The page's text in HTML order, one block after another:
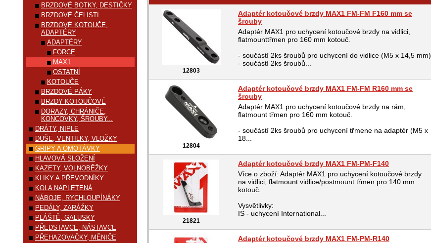
12803
Adaptér kotoučové brzdy MAX1 FM-FM F160 mm se
šrouby
Adaptér MAX1 pro uchycení kotoučové brzdy na vidlici,
flatmounttřmen pro 160 mm kotouč.
- součástí 2ks šroubů pro uchycení do vidlice (M5 x 14,5 mm)
- součástí 2ks šroubů...
12804
Adaptér kotoučové brzdy MAX1 FM-FM R160 mm se
šrouby
Adaptér MAX1 pro uchycení kotoučové brzdy na rám,
flatmount třmen pro 160 mm kotouč.
- součástí 2ks šroubů pro uchycení třmene na adaptér (M5 x
18...
21821
Adaptér kotoučové brzdy MAX1 FM-PM-F140
Více o zboží: Adaptér MAX1 pro uchycení kotoučové brzdy
na vidlici, flatmount vidlice/postmount třmen pro 140 mm
kotouč.
Vysvětlivky:
IS - uchycení International...
Adaptér kotoučové brzdy MAX1 FM-PM-R140
BRZDOVÉ BOTKY, DESTIČKY
BRZDOVÉ ČELISTI
BRZDOVÉ KOTOUČE,
ADAPTÉRY
ADAPTÉRY
FORCE
MAX1
OSTATNÍ
KOTOUČE
BRZDOVÉ PÁKY
BRZDY KOTOUČOVÉ
DORAZY, CHRÁNIČE,
KONCOVKY, ŠROUBY...
DRÁTY, NIPLE
DUŠE, VENTILKY, VLOŽKY
GRIPY A OMOTÁVKY
HLAVOVÁ SLOŽENÍ
KAZETY, VOLNOBĚŽKY
KLIKY A PŘEVODNÍKY
KOLA NAPLETENÁ
NÁBOJE, RYCHLOUPÍNÁKY
PEDÁLY, ZARÁŽKY
PLÁŠTĚ, GALUSKY
PŘEDSTAVCE, NÁSTAVCE
PŘEHAZOVAČKY, MĚNIČE